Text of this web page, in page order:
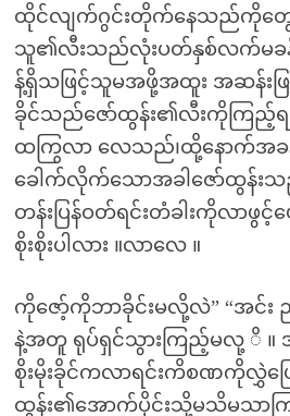
ထိုင်လျက်ဂွင်းတိုက်နေသည်ကိုတွ
သူ၏လီးသည်လုံးပတ်နှစ်လက်မခန့်
န့်ရှိသဖြင့်သူမအဖို့အထူး အဆန်းဖြ
ခိုင်သည်ဇော်ထွန်း၏လီးကိုကြည့်ရင်
ထကြွလာ လေသည်၊ထို့နောက်အခ
ခေါက်လိုက်သောအခါဇော်ထွန်း
တန်းပြန်ဝတ်ရင်းတံခါးကိုလာဖွင့်
စိုးစိုးပါလား ။လာလေ ။
ကိုဇော့်ကိုဘာခိုင်းမလို့လဲ” “အင်း
နဲ့အတူ ရုပ်ရှင်သွားကြည့်မလု့ ိ ။
စိုးမိုးခိုင်ကလာရင်းကိစဏကိုလွှဲပြေ
ထွန်း၏အောက်ပိုင်းသို့မသိမသာ